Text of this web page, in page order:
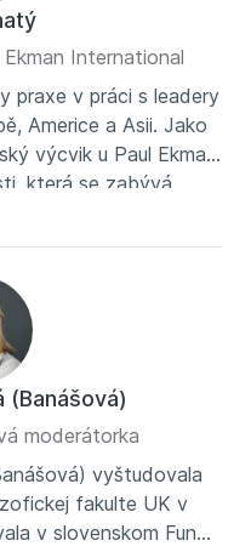
International
praxe v práci s leadery
Americe a Asii. Jako
výcvik u Paul Ekman
která se zabývá
analýzy v
ale i v oblasti
výslechů.
(Banášová)
moderátorka
vyštudovala
fakulte UK v
v slovenskom Fun